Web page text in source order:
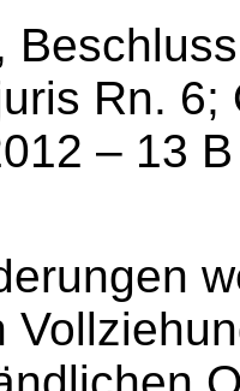
Rn. 6;
– 13